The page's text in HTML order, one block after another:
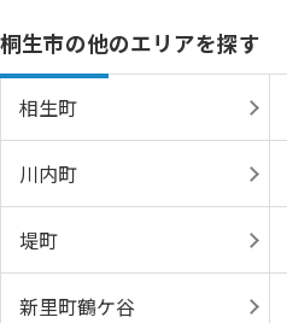
桐生市の他のエリアを探す
相生町
川内町
堤町
新里町鶴ケ谷